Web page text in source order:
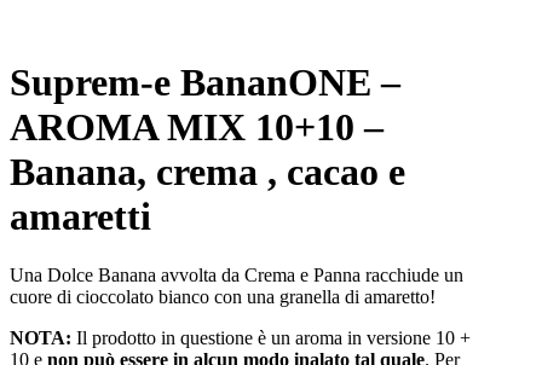
Suprem-e BananONE –
AROMA MIX 10+10 –
Banana, crema , cacao e
amaretti
Una Dolce Banana avvolta da Crema e Panna racchiude un
cuore di cioccolato bianco con una granella di amaretto!
NOTA: Il prodotto in questione è un aroma in versione 10 +
10 e non può essere in alcun modo inalato tal quale. Per